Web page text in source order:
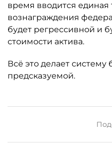
время вводится единая
вознаграждения
будет регрессивной и
стоимости актива.
Всё это делает
предсказуемой.